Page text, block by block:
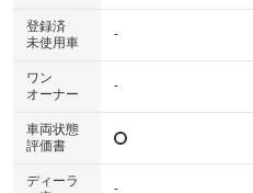
登録済
未使用車
-
ワン
オーナー
-
車両状態
評価書
ディーラ
-